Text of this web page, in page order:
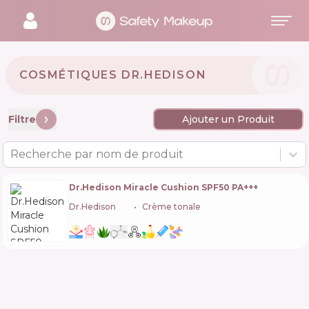
COSMÉTIQUES DR.HEDISON 🇰🇷
Filtre Ajouter un Produit
Recherche par nom de produit
Dr.Hedison Miracle Cushion SPF50 PA+++
Dr.Hedison
Crème tonale